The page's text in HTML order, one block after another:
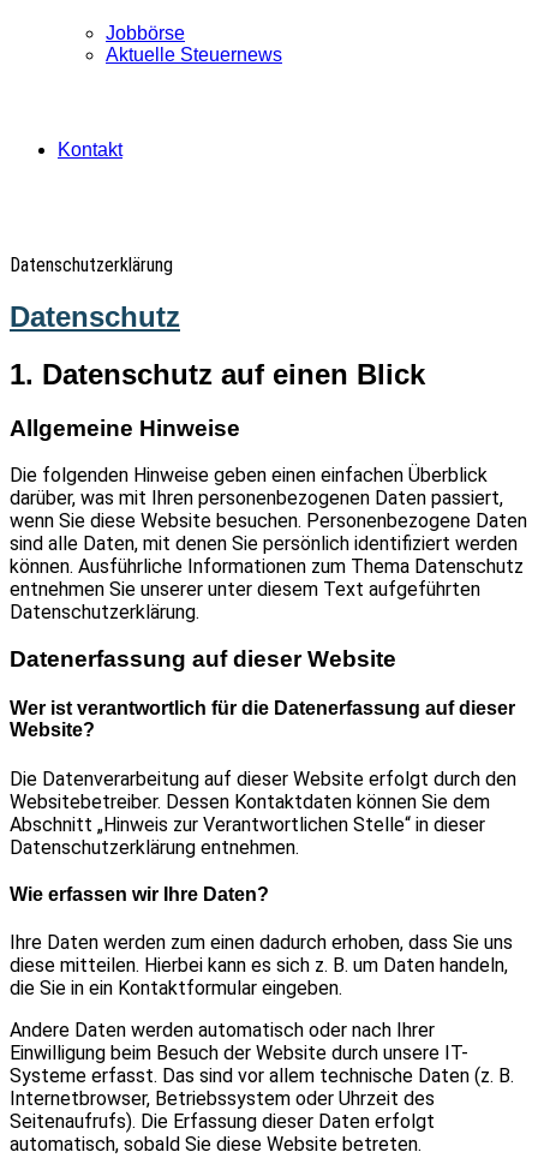
Jobbörse
Aktuelle Steuernews
Kontakt
Datenschutzerklärung
Datenschutz
1. Datenschutz auf einen Blick
Allgemeine Hinweise
Die folgenden Hinweise geben einen einfachen Überblick
darüber, was mit Ihren personenbezogenen Daten passiert,
wenn Sie diese Website besuchen. Personenbezogene Daten
sind alle Daten, mit denen Sie persönlich identifiziert werden
können. Ausführliche Informationen zum Thema Datenschutz
entnehmen Sie unserer unter diesem Text aufgeführten
Datenschutzerklärung.
Datenerfassung auf dieser Website
Wer ist verantwortlich für die Datenerfassung auf dieser
Website?
Die Datenverarbeitung auf dieser Website erfolgt durch den
Websitebetreiber. Dessen Kontaktdaten können Sie dem
Abschnitt „Hinweis zur Verantwortlichen Stelle“ in dieser
Datenschutzerklärung entnehmen.
Wie erfassen wir Ihre Daten?
Ihre Daten werden zum einen dadurch erhoben, dass Sie uns
diese mitteilen. Hierbei kann es sich z. B. um Daten handeln,
die Sie in ein Kontaktformular eingeben.
Andere Daten werden automatisch oder nach Ihrer
Einwilligung beim Besuch der Website durch unsere IT-
Systeme erfasst. Das sind vor allem technische Daten (z. B.
Internetbrowser, Betriebssystem oder Uhrzeit des
Seitenaufrufs). Die Erfassung dieser Daten erfolgt
automatisch, sobald Sie diese Website betreten.